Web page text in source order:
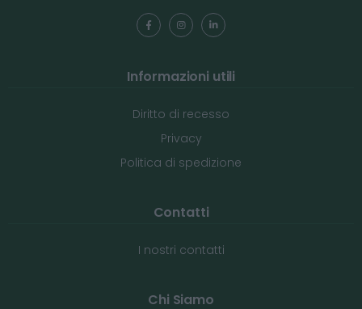
Informazioni utili
Diritto di recesso
Privacy
Politica di spedizione
Contatti
I nostri contatti
Chi Siamo